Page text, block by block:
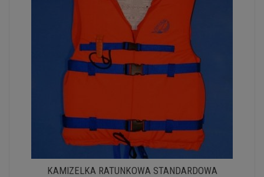
KAMIZELKA RATUNKOWA STANDARDOWA